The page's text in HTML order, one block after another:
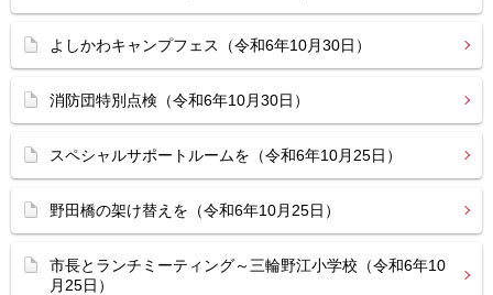
よしかわキャンプフェス（令和6年10月30日）
消防団特別点検（令和6年10月30日）
スペシャルサポートルームを（令和6年10月25日）
野田橋の架け替えを（令和6年10月25日）
市長とランチミーティング～三輪野江小学校（令和6年10
月25日）